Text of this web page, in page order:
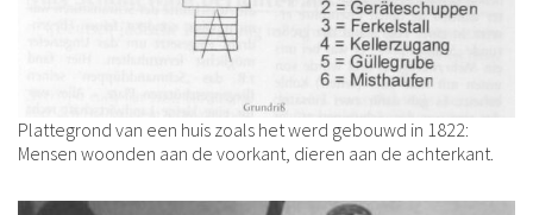
Plattegrond van een huis zoals het werd gebouwd in 1822:
Mensen woonden aan de voorkant, dieren aan de achterkant.